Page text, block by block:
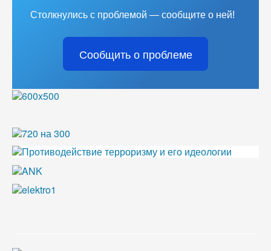
Столкнулись с проблемой — сообщите о ней!
Сообщить о проблеме